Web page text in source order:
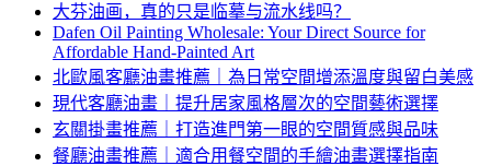
大芬油画，真的只是临摹与流水线吗？
Dafen Oil Painting Wholesale: Your Direct Source for
Affordable Hand-Painted Art
北歐風客廳油畫推薦｜為日常空間增添溫度與留白美感
現代客廳油畫｜提升居家風格層次的空間藝術選擇
玄關掛畫推薦｜打造進門第一眼的空間質感與品味
餐廳油畫推薦｜適合用餐空間的手繪油畫選擇指南